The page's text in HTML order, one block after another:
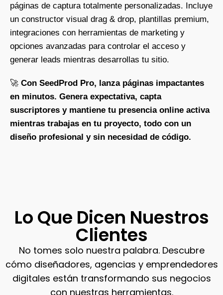
páginas de captura totalmente personalizadas. Incluye
un constructor visual drag & drop, plantillas premium,
integraciones con herramientas de marketing y
opciones avanzadas para controlar el acceso y
generar leads mientras desarrollas tu sitio.
🚀 Con SeedProd Pro, lanza páginas impactantes
en minutos. Genera expectativa, capta
suscriptores y mantiene tu presencia online activa
mientras trabajas en tu proyecto, todo con un
diseño profesional y sin necesidad de código.
Lo Que Dicen Nuestros
Clientes
No tomes solo nuestra palabra. Descubre
cómo diseñadores, agencias y emprendedores
digitales están transformando sus negocios
con nuestras herramientas.